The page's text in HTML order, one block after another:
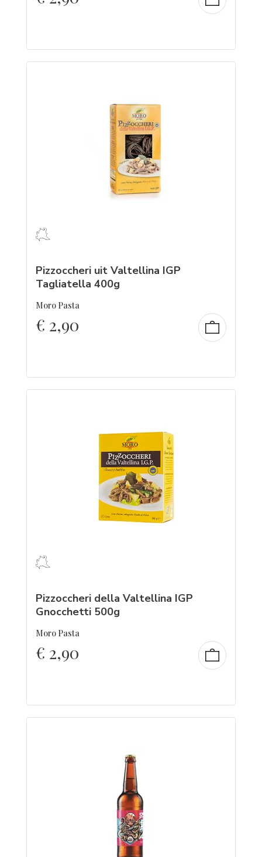
Pizzoccheri uit Valtellina IGP
Tagliatella 400g
Moro Pasta
€ 2,90
Pizzoccheri della Valtellina IGP
Gnocchetti 500g
Moro Pasta
€ 2,90